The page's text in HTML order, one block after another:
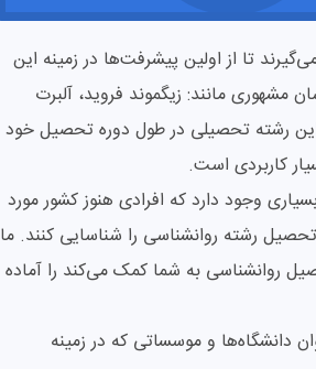
تا از اولین پیشرفت‌ها در زمینه این
مشهوری مانند: زیگموند فروید، آلبرت
این رشته تحصیلی در طول دوره تحصیل خود
کاربردی است.
وجود دارد که افرادی هنوز کشور مورد
رشته روانشناسی را شناسایی کنند. ما
روانشناسی به شما کمک می‌کند را آماده
دانشگاه‌ها و موسساتی که در زمینه